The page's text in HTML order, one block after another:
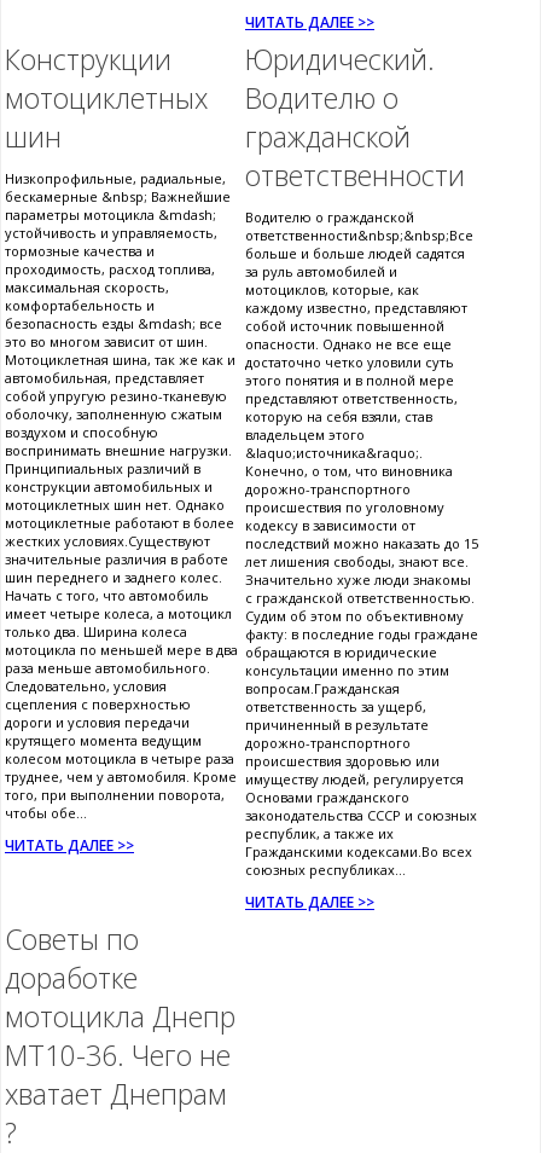
ЧИТАТЬ ДАЛЕЕ >>
Конструкции
мотоциклетных
шин
Низкопрофильные, радиальные,
бескамерные &nbsp; Важнейшие
параметры мотоцикла &mdash;
устойчивость и управляемость,
тормозные качества и
проходимость, расход топлива,
максимальная скорость,
комфортабельность и
безопасность езды &mdash; все
это во многом зависит от шин.
Мотоциклетная шина, так же как и
автомобильная, представляет
собой упругую резино-тканевую
оболочку, заполненную сжатым
воздухом и способную
воспринимать внешние нагрузки.
Принципиальных различий в
конструкции автомобильных и
мотоциклетных шин нет. Однако
мотоциклетные работают в более
жестких условиях.Существуют
значительные различия в работе
шин переднего и заднего колес.
Начать с того, что автомобиль
имеет четыре колеса, а мотоцикл
только два. Ширина колеса
мотоцикла по меньшей мере в два
раза меньше автомобильного.
Следовательно, условия
сцепления с поверхностью
дороги и условия передачи
крутящего момента ведущим
колесом мотоцикла в четыре раза
труднее, чем у автомобиля. Кроме
того, при выполнении поворота,
чтобы обе...
ЧИТАТЬ ДАЛЕЕ >>
Юридический.
Водителю о
гражданской
ответственности
Водителю о гражданской
ответственности&nbsp;&nbsp;Все
больше и больше людей садятся
за руль автомобилей и
мотоциклов, которые, как
каждому известно, представляют
собой источник повышенной
опасности. Однако не все еще
достаточно четко уловили суть
этого понятия и в полной мере
представляют ответственность,
которую на себя взяли, став
владельцем этого
&laquo;источника&raquo;.
Конечно, о том, что виновника
дорожно-транспортного
происшествия по уголовному
кодексу в зависимости от
последствий можно наказать до 15
лет лишения свободы, знают все.
Значительно хуже люди знакомы
с гражданской ответственностью.
Судим об этом по объективному
факту: в последние годы граждане
обращаются в юридические
консультации именно по этим
вопросам.Гражданская
ответственность за ущерб,
причиненный в результате
дорожно-транспортного
происшествия здоровью или
имуществу людей, регулируется
Основами гражданского
законодательства СССР и союзных
республик, а также их
Гражданскими кодексами.Во всех
союзных республиках...
ЧИТАТЬ ДАЛЕЕ >>
Советы по
доработке
мотоцикла Днепр
МТ10-36. Чего не
хватает Днепрам
?